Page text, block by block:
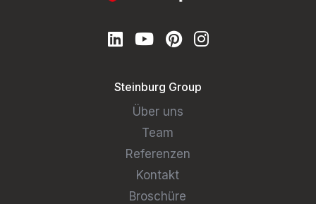
Steinburg Group
Über uns
Team
Referenzen
Kontakt
Broschüre